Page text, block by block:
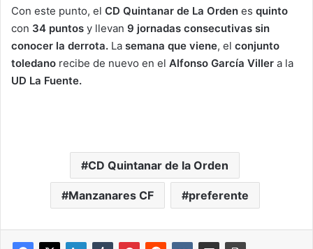
Con este punto, el CD Quintanar de La Orden es quinto
con 34 puntos y llevan 9 jornadas consecutivas sin
conocer la derrota. La semana que viene, el conjunto
toledano recibe de nuevo en el Alfonso García Viller a la
UD La Fuente.
CD Quintanar de la Orden
Manzanares CF preferente